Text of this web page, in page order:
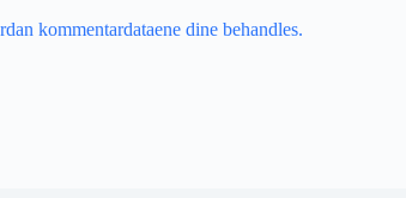
kommentardataene dine behandles.